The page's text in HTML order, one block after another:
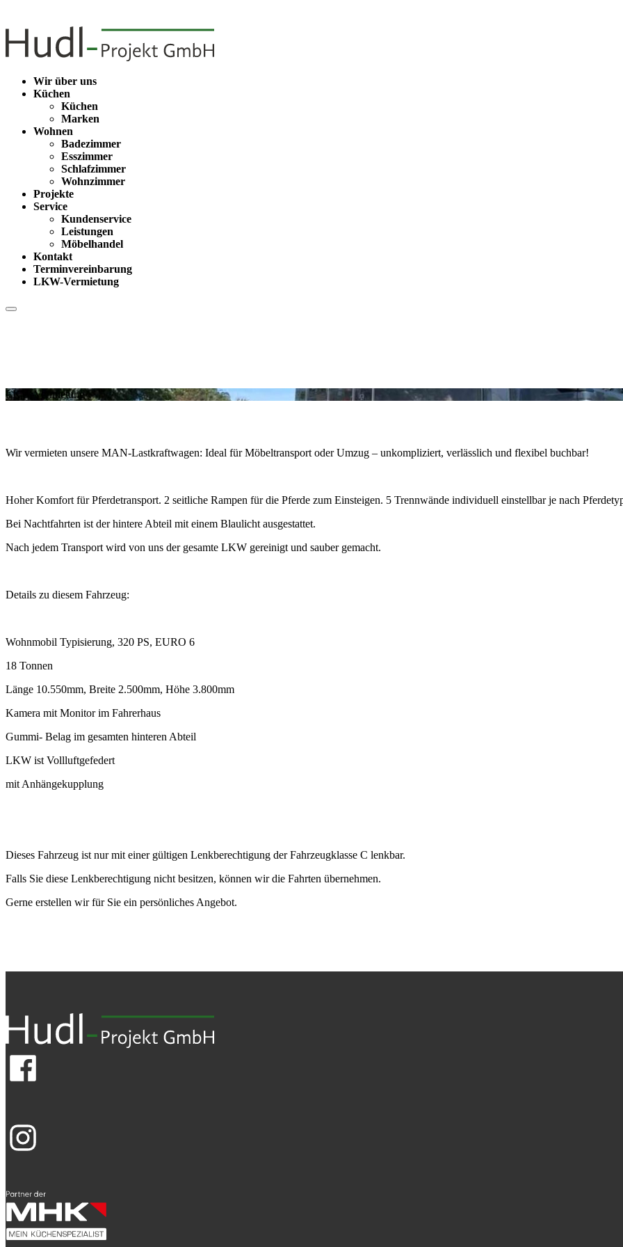
Wir über uns
Küchen
Küchen
Marken
Wohnen
Badezimmer
Esszimmer
Schlafzimmer
Wohnzimmer
Projekte
Service
Kundenservice
Leistungen
Möbelhandel
Kontakt
Terminvereinbarung
LKW-Vermietung
LKW-Vermiet­ung
Wir vermieten unsere MAN-Lastkraft­wagen: Ideal für Möbel­transport oder Umzug – unkompliziert, verlässlich und flexibel buchbar!
Hoher Komfort für Pferdetransport. 2 seitliche Rampen für die Pferde zum Einsteigen. 5 Trennwände individuell einstellbar je nach
Bei Nachtfahrten ist der hintere Abteil mit einem Blaulicht ausgestattet.
Nach jedem Transport wird von uns der gesamte LKW gereinigt und sauber gemacht.
Details zu diesem Fahrzeug:
Wohnmobil Typisierung, 320 PS, EURO 6
18 Tonnen
Länge 10.550mm, Breite 2.500mm, Höhe 3.800mm
Kamera mit Monitor im Fahrerhaus
Gummi- Belag im gesamten hinteren Abteil
LKW ist Vollluftgefedert
mit Anhängekupplung
Dieses Fahrzeug ist nur mit einer gültigen Lenkberechtigung der Fahrzeugklasse C lenkbar.
Falls Sie diese Lenkberechtigung nicht besitzen, können wir die Fahrten übernehmen.
Gerne erstellen wir für Sie ein persönliches Angebot.